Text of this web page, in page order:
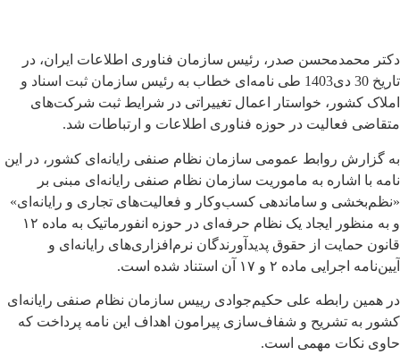
دکتر محمدمحسن صدر، رئیس سازمان فناوری اطلاعات ایران، در
تاریخ 30 دی1403 طی نامه‌ای خطاب به رئیس سازمان ثبت اسناد و
املاک کشور، خواستار اعمال تغییراتی در شرایط ثبت شرکت‌های
متقاضی فعالیت در حوزه فناوری اطلاعات و ارتباطات شد.
به گزارش روابط عمومی سازمان نظام صنفی رایانه‌ای کشور، در این
نامه با اشاره به ماموریت سازمان نظام صنفی رایانه‌ای مبنی بر
«نظم‌بخشی و ساماندهی کسب‌وکار و فعالیت‌های تجاری و رایانه‌ای»
و به منظور ایجاد یک نظام حرفه‌ای در حوزه انفورماتیک به ماده ۱۲
قانون حمایت از حقوق پدیدآورندگان نرم‌افزاری‌های رایانه‌ای و
آیین‌نامه اجرایی ماده ۲ و ۱۷ آن استناد شده است.
در همین رابطه علی حکیم‌جوادی رییس سازمان نظام صنفی رایانه‌ای
کشور به تشریح و شفاف‌سازی پیرامون اهداف این نامه پرداخت که
حاوی نکات مهمی است.